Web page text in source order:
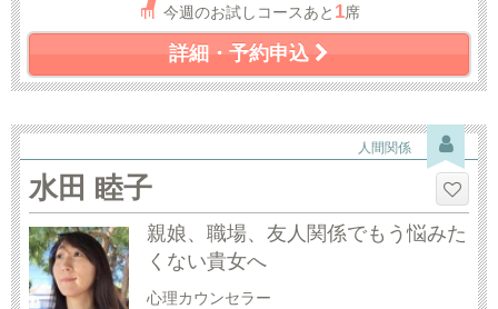
今週のお試しコースあと 1席
詳細・予約申込
人間関係
水田 睦子
親娘、職場、友人関係でもう悩みた
くない貴女へ
心理カウンセラー